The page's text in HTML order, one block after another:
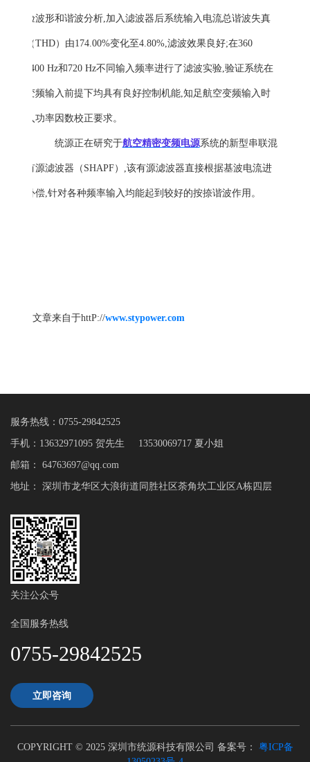
实验波形和谐波分析,加入滤波器后系统输入电流总谐波失真
度（THD）由174.00%变化至4.80%,滤波效果良好;在360
Hz,400 Hz和720 Hz不同输入频率进行了滤波实验,验证系统在
宽变频输入前提下均具有良好控制机能,知足航空变频输入时
输入功率因数校正要求。
统源正在研究于航空精密变频电源系统的新型串联混
合有源滤波器（SHAPF）,该有源滤波器直接根据基波电流进
行补偿,针对各种频率输入均能起到较好的按捺谐波作用。
文章来自于httP://www.stypower.com
服务热线： 0755-29842525
手机：13632971095 贺先生 13530069717 夏小姐
邮箱： 64763697@qq.com
地址： 深圳市龙华区大浪街道同胜社区荼角坎工业区A栋四层
关注公众号
全国服务热线
0755-29842525
立即咨询
COPYRIGHT © 2025 深圳市统源科技有限公司 备案号：
粤ICP备